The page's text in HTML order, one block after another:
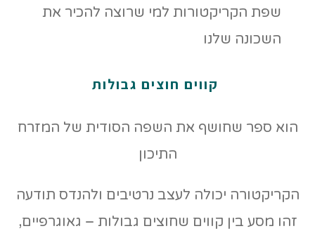
קווים חוצים גבולות
הוא ספר שחושף את השפה הסודית של המזרח
התיכון
הקריקטורה יכולה לעצב נרטיבים ולהנדס תודעה
זהו מסע בין קווים שחוצים גבולות – גאוגרפיים,